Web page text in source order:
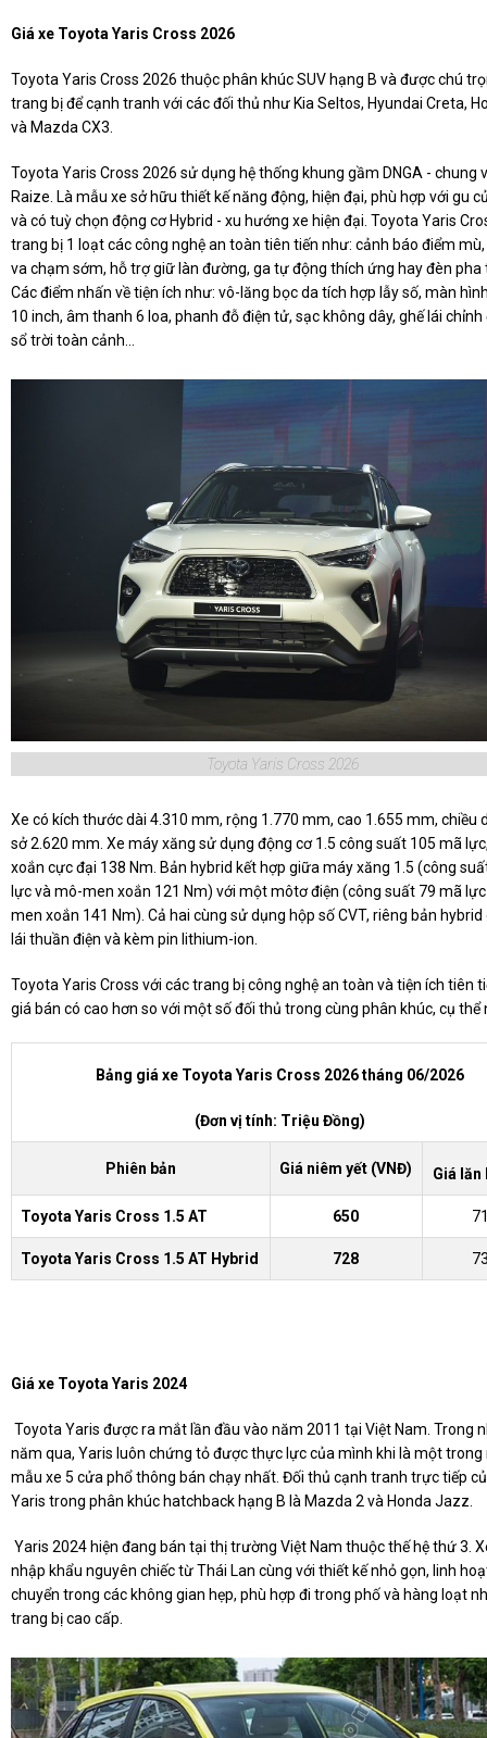
Giá xe Toyota Yaris Cross 2026
Toyota Yaris Cross 2026 thuộc phân khúc SUV hạng B và được chú
trang bị để cạnh tranh với các đối thủ như Kia Seltos, Hyundai Creta,
và Mazda CX3.
Toyota Yaris Cross 2026 sử dụng hệ thống khung gầm DNGA - chung
Raize. Là mẫu xe sở hữu thiết kế năng động, hiện đại, phù hợp với gu
và có tuỳ chọn động cơ Hybrid - xu hướng xe hiện đại. Toyota Yaris
trang bị 1 loạt các công nghệ an toàn tiên tiến như: cảnh báo điểm
va chạm sớm, hỗ trợ giữ làn đường, ga tự động thích ứng hay đèn pha
Các điểm nhấn về tiện ích như: vô-lăng bọc da tích hợp lẫy số, màn
10 inch, âm thanh 6 loa, phanh đỗ điện tử, sạc không dây, ghế lái chỉnh
sổ trời toàn cảnh...
Toyota Yaris Cross 2026
Xe có kích thước dài 4.310 mm, rộng 1.770 mm, cao 1.655 mm, chiều
sở 2.620 mm. Xe máy xăng sử dụng động cơ 1.5 công suất 105 mã
xoắn cực đại 138 Nm. Bản hybrid kết hợp giữa máy xăng 1.5 (công
lực và mô-men xoắn 121 Nm) với một môtơ điện (công suất 79 mã
men xoắn 141 Nm). Cả hai cùng sử dụng hộp số CVT, riêng bản hybrid
lái thuần điện và kèm pin lithium-ion.
Toyota Yaris Cross với các trang bị công nghệ an toàn và tiện ích tiên
giá bán có cao hơn so với một số đối thủ trong cùng phân khúc, cụ thể
Bảng giá xe Toyota Yaris Cross 2026 tháng 06/2026
(Đơn vị tính: Triệu Đồng)
Phiên bản Giá niêm yết (VNĐ) Giá lăn
Toyota Yaris Cross 1.5 AT 650
Toyota Yaris Cross 1.5 AT Hybrid 728
Giá xe Toyota Yaris 2024
Toyota Yaris được ra mắt lần đầu vào năm 2011 tại Việt Nam. Trong
năm qua, Yaris luôn chứng tỏ được thực lực của mình khi là một trong
mẫu xe 5 cửa phổ thông bán chạy nhất. Đối thủ cạnh tranh trực tiếp
Yaris trong phân khúc hatchback hạng B là Mazda 2 và Honda Jazz.
Yaris 2024 hiện đang bán tại thị trường Việt Nam thuộc thế hệ thứ 3.
nhập khẩu nguyên chiếc từ Thái Lan cùng với thiết kế nhỏ gọn, linh
chuyển trong các không gian hẹp, phù hợp đi trong phố và hàng loạt
trang bị cao cấp.